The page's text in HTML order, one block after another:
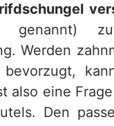
Werden
also eine
Den